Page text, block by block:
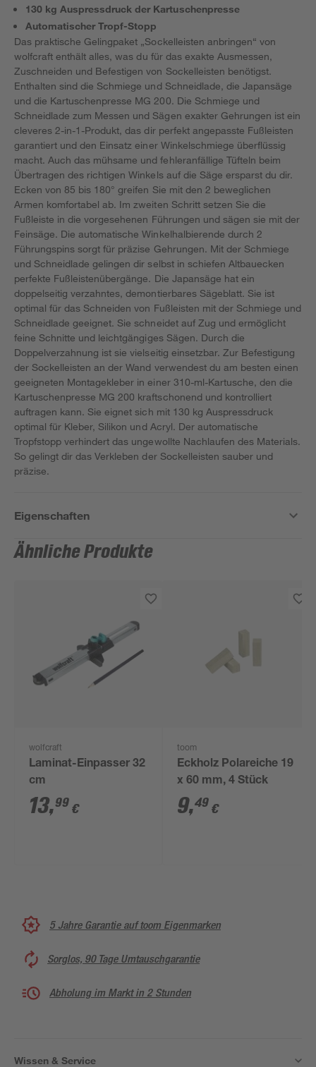
130 kg Auspressdruck der Kartuschenpresse
Automatischer Tropf-Stopp
Das praktische Gelingpaket „Sockelleisten anbringen“ von
wolfcraft enthält alles, was du für das exakte Ausmessen,
Zuschneiden und Befestigen von Sockelleisten benötigst.
Enthalten sind die Schmiege und Schneidlade, die Japansäge
und die Kartuschenpresse MG 200. Die Schmiege und
Schneidlade zum Messen und Sägen exakter Gehrungen ist ein
cleveres 2-in-1-Produkt, das dir perfekt angepasste Fußleisten
garantiert und den Einsatz einer Winkelschmiege überflüssig
macht. Auch das mühsame und fehleranfällige Tüfteln beim
Übertragen des richtigen Winkels auf die Säge ersparst du dir.
Ecken von 85 bis 180° greifen Sie mit den 2 beweglichen
Armen komfortabel ab. Im zweiten Schritt setzen Sie die
Fußleiste in die vorgesehenen Führungen und sägen sie mit der
Feinsäge. Die automatische Winkelhalbierende durch 2
Führungspins sorgt für präzise Gehrungen. Mit der Schmiege
und Schneidlade gelingen dir selbst in schiefen Altbauecken
perfekte Fußleistenübergänge. Die Japansäge hat ein
doppelseitig verzahntes, demontierbares Sägeblatt. Sie ist
optimal für das Schneiden von Fußleisten mit der Schmiege und
Schneidlade geeignet. Sie schneidet auf Zug und ermöglicht
feine Schnitte und leichtgängiges Sägen. Durch die
Doppelverzahnung ist sie vielseitig einsetzbar. Zur Befestigung
der Sockelleisten an der Wand verwendest du am besten einen
geeigneten Montagekleber in einer 310-ml-Kartusche, den die
Kartuschenpresse MG 200 kraftschonend und kontrolliert
auftragen kann. Sie eignet sich mit 130 kg Auspressdruck
optimal für Kleber, Silikon und Acryl. Der automatische
Tropfstopp verhindert das ungewollte Nachlaufen des Materials.
So gelingt dir das Verkleben der Sockelleisten sauber und
präzise.
Eigenschaften
Ähnliche Produkte
wolfcraft
Laminat-Einpasser 32
cm
13,99 €
toom
Eckholz Polareiche 19
x 60 mm, 4 Stück
9,49 €
5 Jahre Garantie auf toom Eigenmarken
Sorglos, 90 Tage Umtauschgarantie
Abholung im Markt in 2 Stunden
Wissen & Service